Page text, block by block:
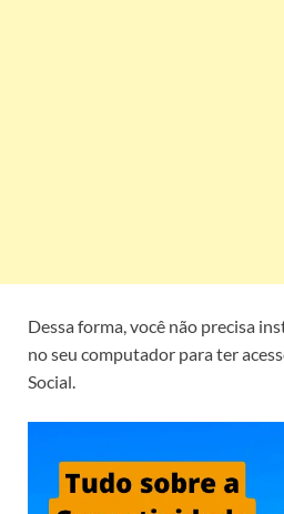
Dessa forma, você não precisa
no seu computador para ter
Social.